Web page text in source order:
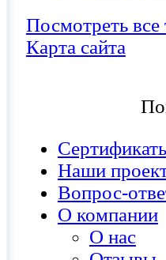
Посмотреть все
Карта сайта
Наши
Вопрос-
О компании
О нас